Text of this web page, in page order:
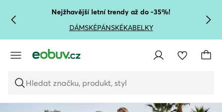
PŘEJÍT NA HLAVNÍ OBSAH
PŘEJÍT NA VYHLEDÁVÁNÍ
Nejžhavější letní trendy až do -35%!
DÁMSKÉPÁNSKÉKABELKY
Hledat značku, produkt, styl